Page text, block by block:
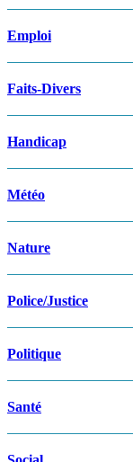
Emploi
Faits-Divers
Handicap
Météo
Nature
Police/Justice
Politique
Santé